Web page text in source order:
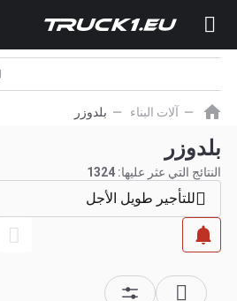
آلات البناء بلدوزر
بلدوزر
النتائج التي عثر عليها: 1324
للتأجير طويل الأجل